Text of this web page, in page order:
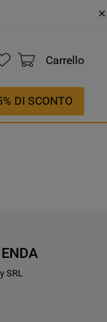
Carrello
DI SCONTO
SRL